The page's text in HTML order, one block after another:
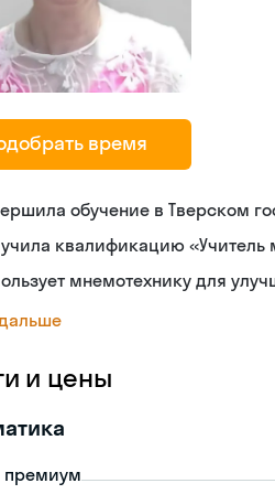
время
обучение в Тверском
квалификацию «Учитель
мнемотехнику для
и цены
премиум